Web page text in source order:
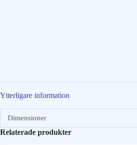
Ytterligare information
Dimensioner
Relaterade produkter